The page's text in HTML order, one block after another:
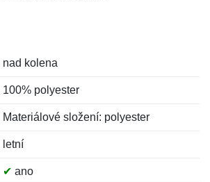
nad kolena
100% polyester
Materiálové složení: polyester
letní
✔ ano